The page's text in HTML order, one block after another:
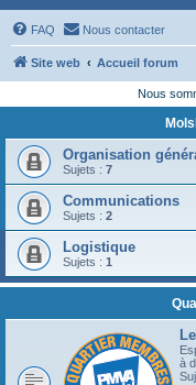
FAQ Nous contacter
Site web Accueil forum
Nous
Organisation
Sujets : 7
Communications
Sujets : 2
Logistique
Sujets : 1
à